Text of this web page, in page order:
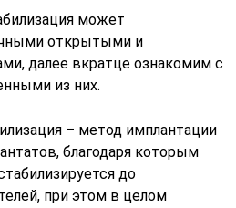
может
открытыми и
далее вкратце ознакомим с
из них.
– метод имплантации
благодаря которым
до
при этом в целом